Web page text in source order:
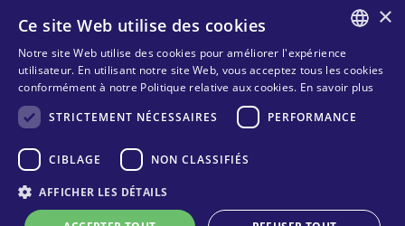
Via San Giorgio 642
52028, Terranuova Bracciolini (AR)
Contatti
Contactez-nous
Où acheter
Suivez-nous
ENGLISH
ITALIAN
×
Ce site Web utilise des cookies
Notre site Web utilise des cookies pour améliorer l'expérience
utilisateur. En utilisant notre site Web, vous acceptez tous les cookies
conformément à notre Politique relative aux cookies. En savoir plus
STRICTEMENT NÉCESSAIRES
PERFORMANCE
CIBLAGE NON CLASSIFIÉS
AFFICHER LES DÉTAILS